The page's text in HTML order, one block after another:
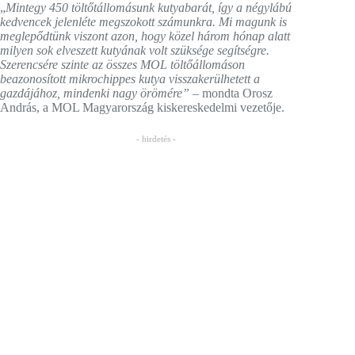
„Mintegy 450 töltőtállomásunk kutyabarát, így a négylábú
kedvencek jelenléte megszokott számunkra. Mi magunk is
meglepődtünk viszont azon, hogy közel három hónap alatt
milyen sok elveszett kutyának volt szüksége segítségre.
Szerencsére szinte az összes MOL töltőállomáson
beazonosított mikrochippes kutya visszakerülhetett a
gazdájához, mindenki nagy örömére” – mondta Orosz
András, a MOL Magyarország kiskereskedelmi vezetője.
- hirdetés -